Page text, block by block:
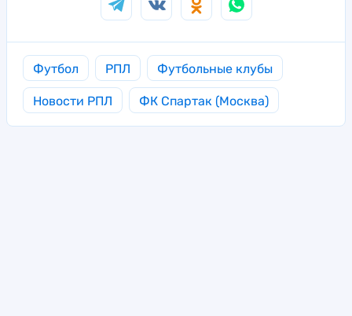
Футбол РПЛ Футбольные клубы
Новости РПЛ ФК Спартак (Москва)